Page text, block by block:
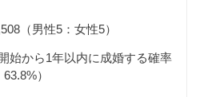
（男性5：女性5）
始から1年以内に成婚する確率
63.8%）